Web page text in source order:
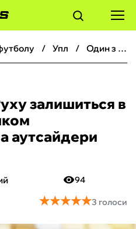
упл Один з лідерів Руху залишиться в УПЛ: півзахисником зацікавилися два аутсайдери чемпіонату
залишиться в
аутсайдери
94
★★★★★
★★★★★3 голоси